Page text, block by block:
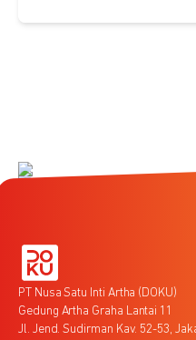
PT Nusa Satu Inti Artha (DOKU)
Gedung Artha Graha Lantai 11
Jl. Jend. Sudirman Kav. 52-53,